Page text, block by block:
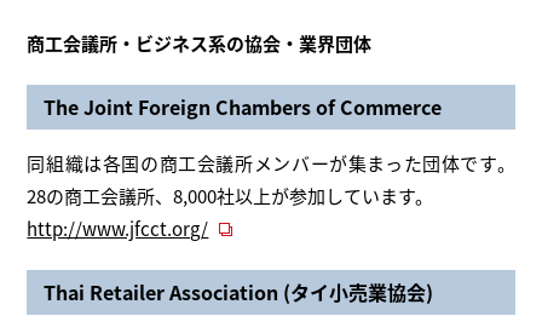
商工会議所・ビジネス系の協会・業界団体
The Joint Foreign Chambers of Commerce
同組織は各国の商工会議所メンバーが集まった団体です。
28の商工会議所、8,000社以上が参加しています。
http://www.jfcct.org/
Thai Retailer Association (タイ小売業協会)